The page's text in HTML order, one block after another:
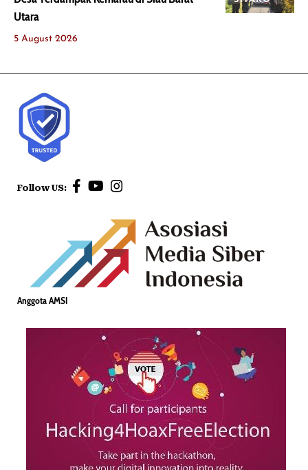
Utara
5 August 2026
Follow US:
Anggota AMSI